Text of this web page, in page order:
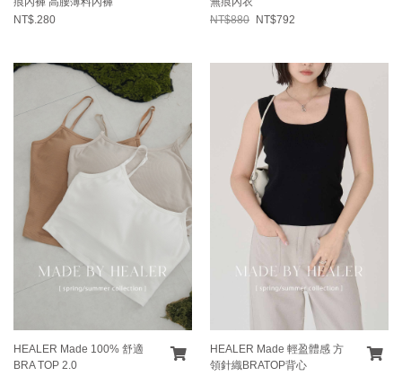
NT$.280
NT$880 NT$792
HEALER Made 100% 舒適
BRA TOP 2.0
HEALER Made 輕盈體感 方
領針織BRATOP背心